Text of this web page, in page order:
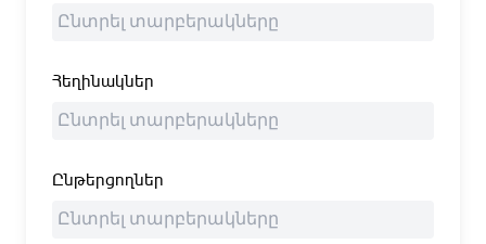
Հեղինակներ
Ընթերցողներ